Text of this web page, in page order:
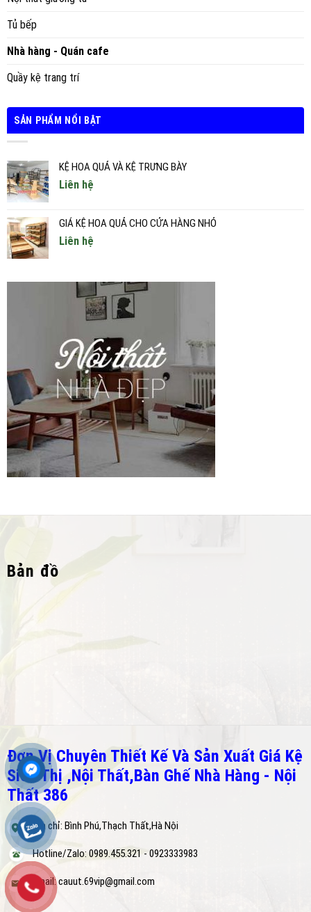
Tủ bếp
Nhà hàng - Quán cafe
Quầy kệ trang trí
SẢN PHẨM NỔI BẬT
KỆ HOA QUẢ VÀ KỆ TRƯNG BÀY
Liên hệ
GIÁ KỆ HOA QUẢ CHO CỬA HÀNG NHỎ
Liên hệ
Bản đồ
Đơn Vị Chuyên Thiết Kế Và Sản Xuất Giá Kệ
Siêu Thị ,Nội Thất,Bàn Ghế Nhà Hàng - Nội
Thất 386
Địa chỉ: Bình Phú,Thạch Thất,Hà Nội
Hotline/Zalo: 0989.455.321 - 0923333983
Email: cauut.69vip@gmail.com